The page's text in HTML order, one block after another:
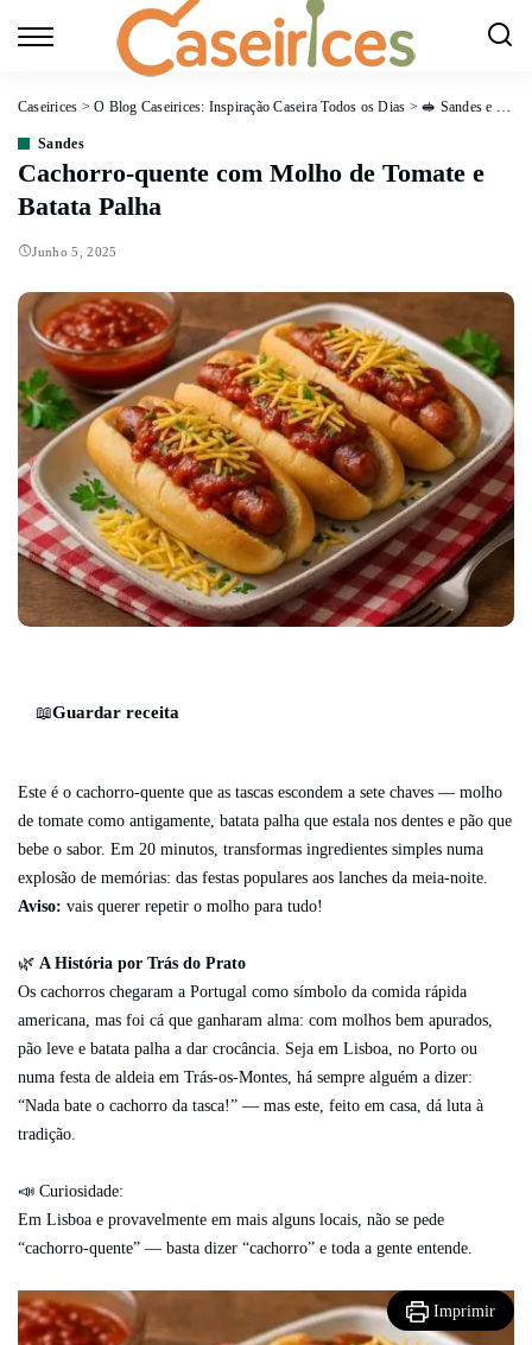
Caseirices >O Blog Caseirices: Inspiração Caseira Todos os Dias >🥪 Sandes e Petiscos
Sandes
Cachorro-quente com Molho de Tomate e
Batata Palha
Junho 5, 2025
📖Guardar receita
Este é o cachorro-quente que as tascas escondem a sete chaves — molho
de tomate como antigamente, batata palha que estala nos dentes e pão que
bebe o sabor. Em 20 minutos, transformas ingredientes simples numa
explosão de memórias: das festas populares aos lanches da meia-noite.
Aviso: vais querer repetir o molho para tudo!
🌿 A História por Trás do Prato
Os cachorros chegaram a Portugal como símbolo da comida rápida
americana, mas foi cá que ganharam alma: com molhos bem apurados,
pão leve e batata palha a dar crocância. Seja em Lisboa, no Porto ou
numa festa de aldeia em Trás-os-Montes, há sempre alguém a dizer:
“Nada bate o cachorro da tasca!” — mas este, feito em casa, dá luta à
tradição.
📣 Curiosidade:
Em Lisboa e provavelmente em mais alguns locais, não se pede
“cachorro-quente” — basta dizer “cachorro” e toda a gente entende.
Imprimir